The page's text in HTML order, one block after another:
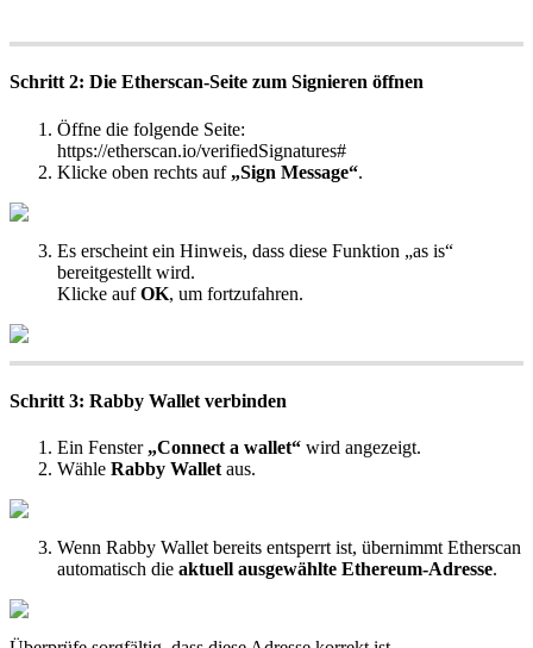
Schritt 2: Die Etherscan-Seite zum Signieren öffnen
Öffne die folgende Seite:
https://etherscan.io/verifiedSignatures#
Klicke oben rechts auf „Sign Message“.
Es erscheint ein Hinweis, dass diese Funktion „as is“
bereitgestellt wird.
Klicke aufOK, um fortzufahren.
Schritt 3: Rabby Wallet verbinden
Ein Fenster „Connect a wallet“ wird angezeigt.
Wähle Rabby Wallet aus.
Wenn Rabby Wallet bereits entsperrt ist, übernimmt Etherscan
automatisch die aktuell ausgewählte Ethereum-Adresse.